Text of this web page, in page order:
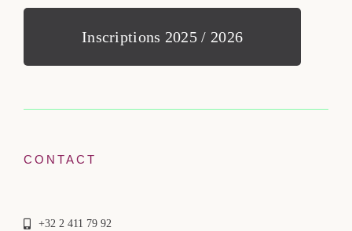
Inscriptions 2025 / 2026
CONTACT
+32 2 411 79 92